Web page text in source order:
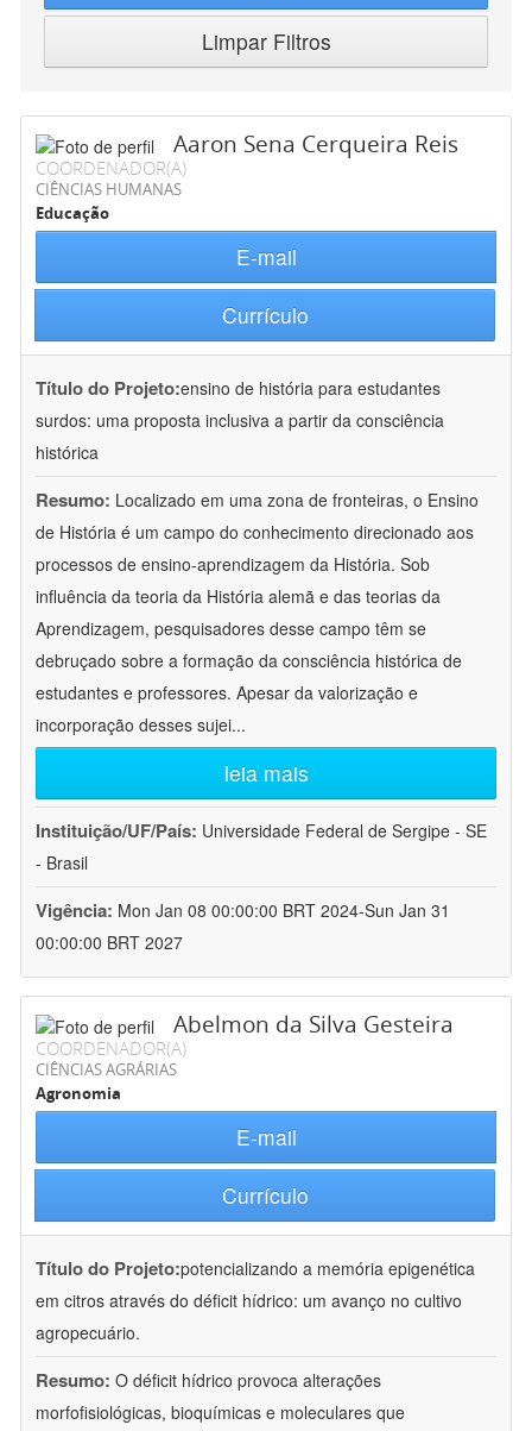
Limpar Filtros
Aaron Sena Cerqueira Reis
COORDENADOR(A)
CIÊNCIAS HUMANAS
Educação
E-mail
Currículo
Título do Projeto:ensino de história para estudantes
surdos: uma proposta inclusiva a partir da consciência
histórica
Resumo: Localizado em uma zona de fronteiras, o Ensino
de História é um campo do conhecimento direcionado aos
processos de ensino-aprendizagem da História. Sob
influência da teoria da História alemã e das teorias da
Aprendizagem, pesquisadores desse campo têm se
debruçado sobre a formação da consciência histórica de
estudantes e professores. Apesar da valorização e
incorporação desses sujei...
leia mais
Instituição/UF/País: Universidade Federal de Sergipe - SE
- Brasil
Vigência: Mon Jan 08 00:00:00 BRT 2024-Sun Jan 31
00:00:00 BRT 2027
Abelmon da Silva Gesteira
COORDENADOR(A)
CIÊNCIAS AGRÁRIAS
Agronomia
E-mail
Currículo
Título do Projeto:potencializando a memória epigenética
em citros através do déficit hídrico: um avanço no cultivo
agropecuário.
Resumo: O déficit hídrico provoca alterações
morfofisiológicas, bioquímicas e moleculares que